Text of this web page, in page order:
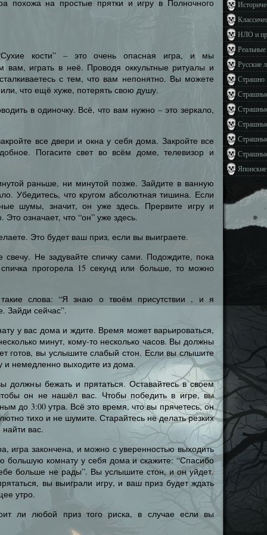
похожа на простые прятки и игру в Полночного
кости” – это очень опасная игра, и мы
вам, играть в неё. Проводя оккультные ритуалы и
с тем, что вам непонятно. Вы можете
что ещё хуже, потерять свою душу.
в одиночку. Всё, что вам нужно – это зеркало,
все двери и окна у себя дома. Закройте все
Погасите свет во всём доме, телевизор и
раньше, ни минутой позже. Зайдите в ванную
Убедитесь, что кругом абсолютная тишина. Если
шумы, значит, он уже здесь. Прервите игру и
означает, что “он” уже здесь.
Это будет ваш приз, если вы выиграете.
свечу. Не задувайте спичку сами. Подождите, пока
прогорела 15 секунд или больше, то можно
слова: “Я знаю о твоём присутствии , и я
Зайди сейчас”.
у вас дома и ждите. Время может варьироваться,
минут, кому-то несколько часов. Вы должны
готов, вы услышите слабый стон. Если вы слышите
и немедленно выходите из дома.
должны бежать и прятаться. Оставайтесь в своем
он не нашёл вас. Чтобы победить в игре, вы
до 3:00 утра. Всё это время, что вы прячетесь, он
тихо и не шумите. Старайтесь не делать резких
вас.
игра закончена, и можно с уверенностью выходить
большую комнату у себя дома и скажите: “Спасибо
больше не рады”. Вы услышите стон, и он уйдет.
вы выиграли игру, и ваш приз будет ждать
утро.
ли любой приз того риска, в случае если вы
НЛО и
Русские
Страшно